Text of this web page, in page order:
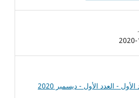
2020-
- العدد الأول - ديسمبر 2020